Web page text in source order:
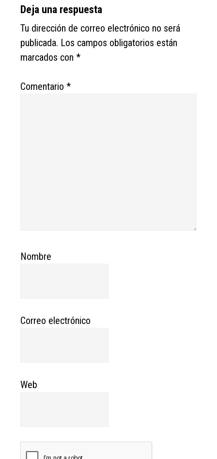
Reader
Interactions
Deja una respuesta
Tu dirección de correo electrónico no será
publicada. Los campos obligatorios están
marcados con*
Comentario*
Nombre
Correo electrónico
Web